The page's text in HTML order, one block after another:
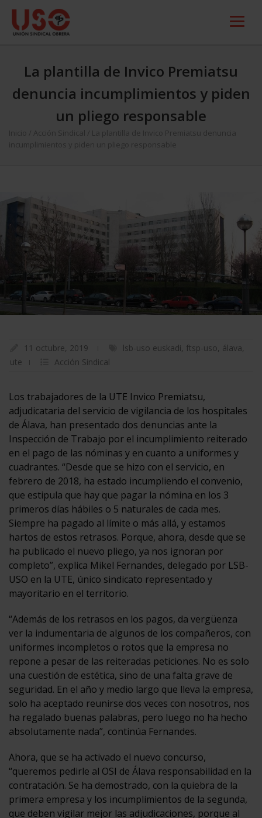
La plantilla de Invico Premiatsu
denuncia incumplimientos y piden
un pliego responsable
Inicio Acción Sindical
La plantilla de Invico Premiatsu denuncia
incumplimientos y piden un pliego responsable
11 octubre, 2019 lsb-uso euskadi, ftsp-uso, álava,
ute
Acción Sindical
Los trabajadores de la UTE Invico Premiatsu,
adjudicataria del servicio de vigilancia de los hospitales
de Álava, han presentado dos denuncias ante la
Inspección de Trabajo por el incumplimiento reiterado
en el pago de las nóminas y en cuanto a uniformes y
cuadrantes. “Desde que se hizo con el servicio, en
febrero de 2018, ha estado incumpliendo el convenio,
que estipula que hay que pagar la nómina en los 3
primeros días hábiles o 5 naturales de cada mes.
Siempre ha pagado al límite o más allá, y estamos
hartos de estos retrasos. Porque, ahora, desde que se
ha publicado el nuevo pliego, ya nos ignoran por
completo”, explica Mikel Fernandes, delegado por LSB-
USO en la UTE, único sindicato representado y
mayoritario en el territorio.
“Además de los retrasos en los pagos, da vergüenza
ver la indumentaria de algunos de los compañeros, con
uniformes incompletos o rotos que la empresa no
repone a pesar de las reiteradas peticiones. No es solo
una cuestión de estética, sino de una falta grave de
seguridad. En el año y medio largo que lleva la empresa,
solo ha aceptado reunirse dos veces con nosotros, nos
ha regalado buenas palabras, pero luego no ha hecho
absolutamente nada”, continúa Fernandes.
Ahora, que se ha activado el nuevo concurso,
“queremos pedirle al OSI de Álava responsabilidad en la
contratación. Se ha demostrado, con la quiebra de la
primera empresa y los incumplimientos de la segunda,
que deben vigilar mejor las adjudicaciones, porque al